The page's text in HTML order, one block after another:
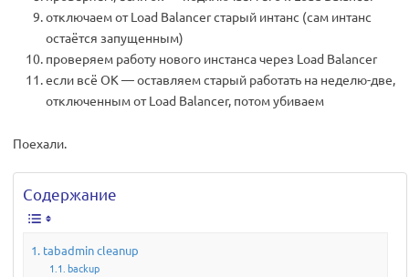
отключаем от Load Balancer старый интанс (сам интанс
остаётся запущенным)
проверяем работу нового инстанса через Load Balancer
если всё ОК — оставляем старый работать на неделю-две,
отключенным от Load Balancer, потом убиваем
Поехали.
Содержание
tabadmin cleanup
backup